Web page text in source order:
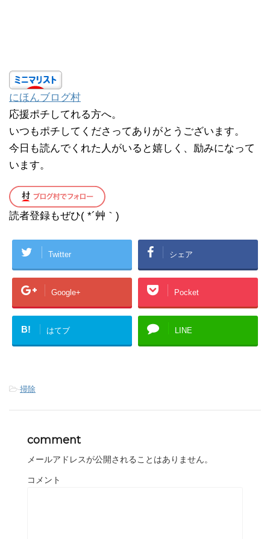
にほんブログ村
応援ポチしてれる方へ。
いつもポチしてくださってありがとうございます。
今日も読んでくれた人がいると嬉しく、励みになって
います。
読者登録もぜひ( *´艸｀)
Twitter シェア
Google+ Pocket
B! はてブ LINE
-掃除
comment
メールアドレスが公開されることはありません。
コメント